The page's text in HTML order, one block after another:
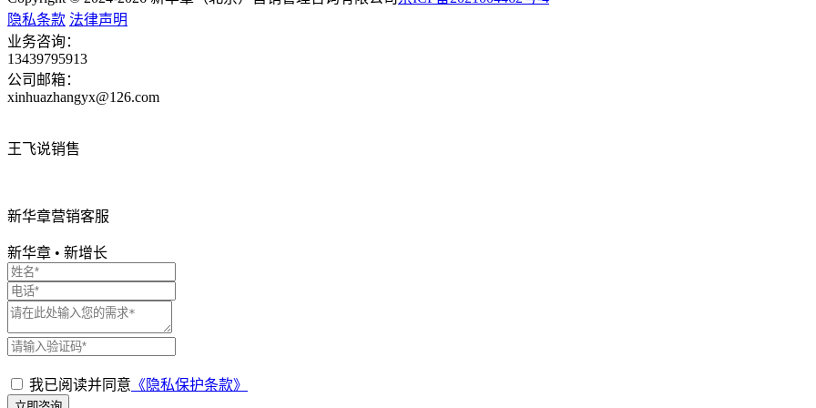
隐私条款 法律声明
业务咨询：
13439795913
公司邮箱：
xinhuazhangyx@126.com
王飞说销售
新华章营销客服
新华章 • 新增长
我已阅读并同意 《隐私保护条款》